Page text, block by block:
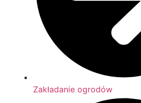
Zakładanie ogrodów